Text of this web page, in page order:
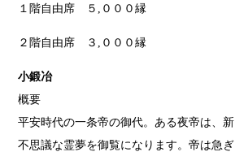
１階自由席 ５,０００縁
２階自由席 ３,０００縁
小鍛冶
概要
平安時代の一条帝の御代。ある夜帝は、
不思議な霊夢を御覧になります。帝は急